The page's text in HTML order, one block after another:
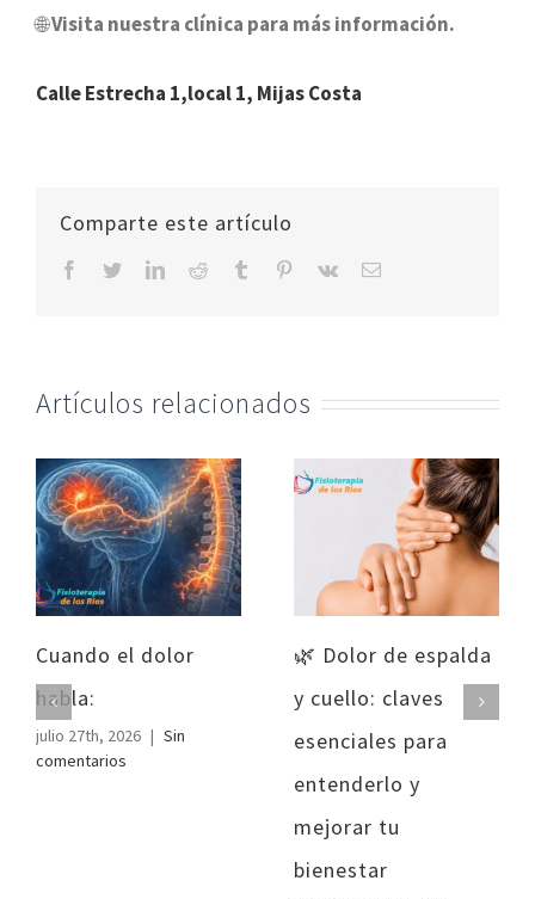
🌐Visita nuestra clínica para más información.
Calle Estrecha 1,local 1, Mijas Costa
Comparte este artículo
facebooktwitterlinkedinreddit tumblr pinterest
vk
Correo
Artículos relacionados
Cuando el dolor
habla:
julio 27th, 2026 | Sin
comentarios
🌿 Dolor de espalda
y cuello: claves
esenciales para
entenderlo y
mejorar tu
bienestar